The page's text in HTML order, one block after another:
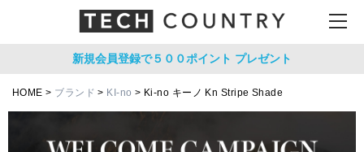
新規会員登録で５００ポイント プレゼント
HOME ブランド KI-no Ki-no キーノ Kn Stripe Shade